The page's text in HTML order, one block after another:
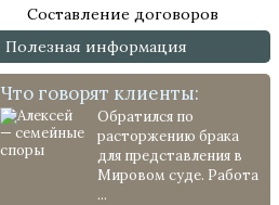
Составление договоров
Полезная информация
Что говорят клиенты:
Обратился по
расторжению брака
для представления в
Мировом суде. Работа
...